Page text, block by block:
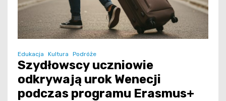
Edukacja Kultura Podróże
Szydłowscy uczniowie
odkrywają urok Wenecji
podczas programu Erasmus+